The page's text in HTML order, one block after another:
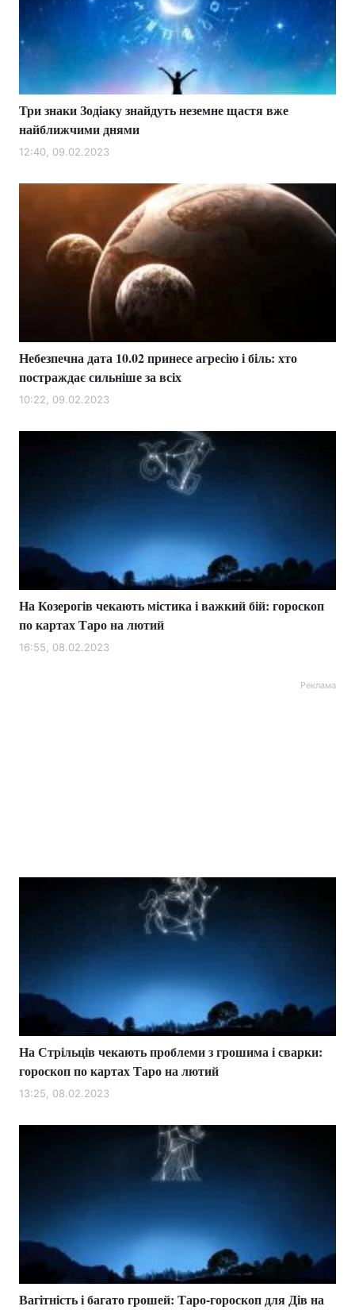
Три знаки Зодіаку знайдуть неземне щастя вже
найближчими днями
12:40, 09.02.2023
Небезпечна дата 10.02 принесе агресію і біль: хто
постраждає сильніше за всіх
10:22, 09.02.2023
На Козерогів чекають містика і важкий бій: гороскоп
по картах Таро на лютий
16:55, 08.02.2023
Реклама
На Стрільців чекають проблеми з грошима і сварки:
гороскоп по картах Таро на лютий
13:25, 08.02.2023
Вагітність і багато грошей: Таро-гороскоп для Дів на